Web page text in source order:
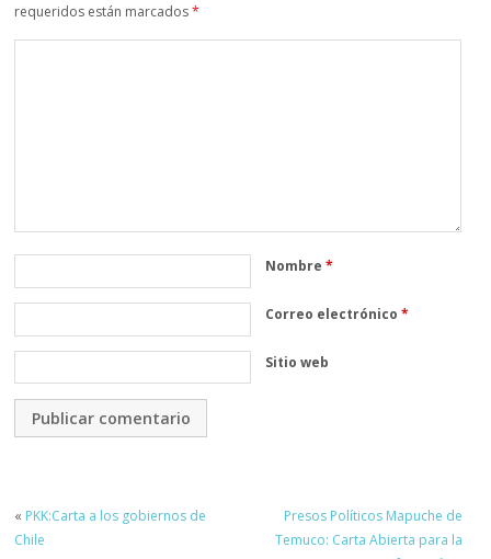
requeridos están marcados*
Nombre*
Correo electrónico*
Sitio web
« PKK:Carta a los gobiernos de
Chile
Presos Políticos Mapuche de
Temuco: Carta Abierta para la